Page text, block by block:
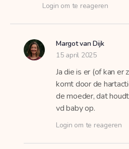
Login om te reageren
Margot van Dijk
15 april 2025
Ja die is er (of kan er
komt door de
de moeder, dat
vd baby op.
Login om te reageren